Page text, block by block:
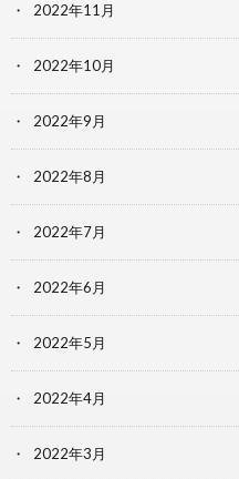
2022年11月
2022年10月
2022年9月
2022年8月
2022年7月
2022年6月
2022年5月
2022年4月
2022年3月